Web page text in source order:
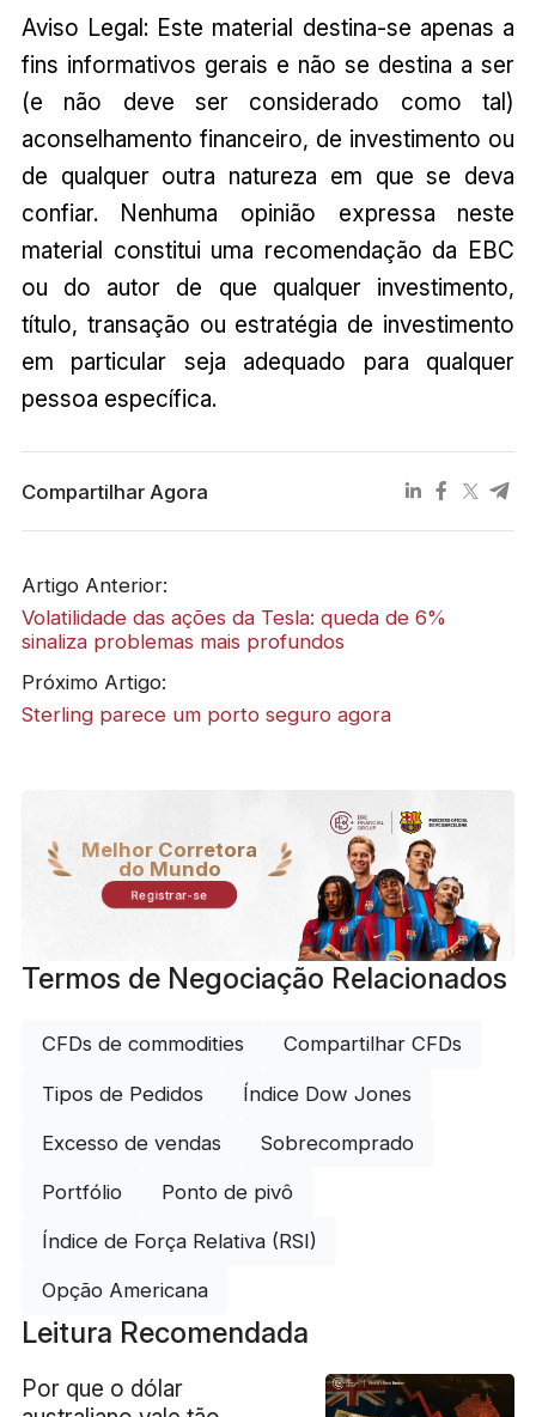
Aviso Legal: Este material destina-se apenas a
fins informativos gerais e não se destina a ser
(e não deve ser considerado como tal)
aconselhamento financeiro, de investimento ou
de qualquer outra natureza em que se deva
confiar. Nenhuma opinião expressa neste
material constitui uma recomendação da EBC
ou do autor de que qualquer investimento,
título, transação ou estratégia de investimento
em particular seja adequado para qualquer
pessoa específica.
Compartilhar Agora
Artigo Anterior:
Volatilidade das ações da Tesla: queda de 6%
sinaliza problemas mais profundos
Próximo Artigo:
Sterling parece um porto seguro agora
Melhor Corretora
do Mundo
Registrar-se
Termos de Negociação Relacionados
CFDs de commodities Compartilhar CFDs
Tipos de Pedidos Índice Dow Jones
Excesso de vendas Sobrecomprado
Portfólio Ponto de pivô
Índice de Força Relativa (RSI)
Opção Americana
Leitura Recomendada
Por que o dólar